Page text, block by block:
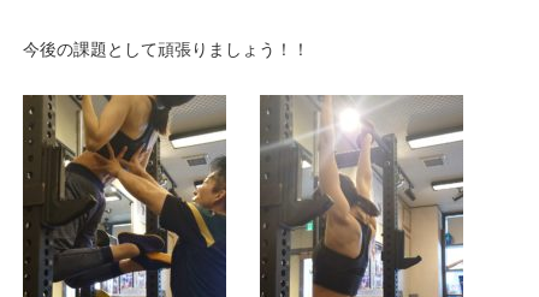
今後の課題として頑張りましょう！！